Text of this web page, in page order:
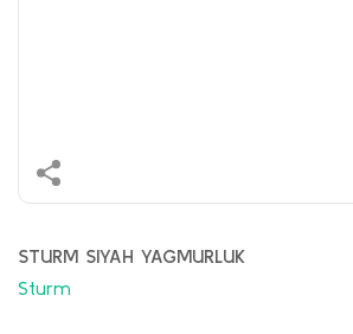
STURM SIYAH YAGMURLUK
Sturm